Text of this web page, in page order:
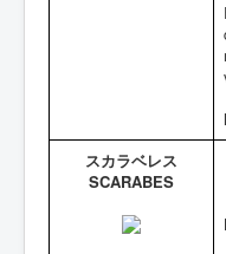
スカラベレス
SCARABES